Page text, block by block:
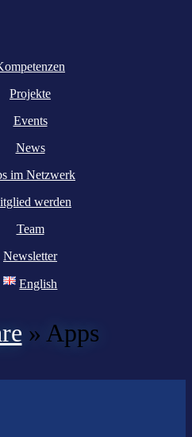
Projekte
Events
News
im Netzwerk
werden
Team
Newsletter
English
» Apps